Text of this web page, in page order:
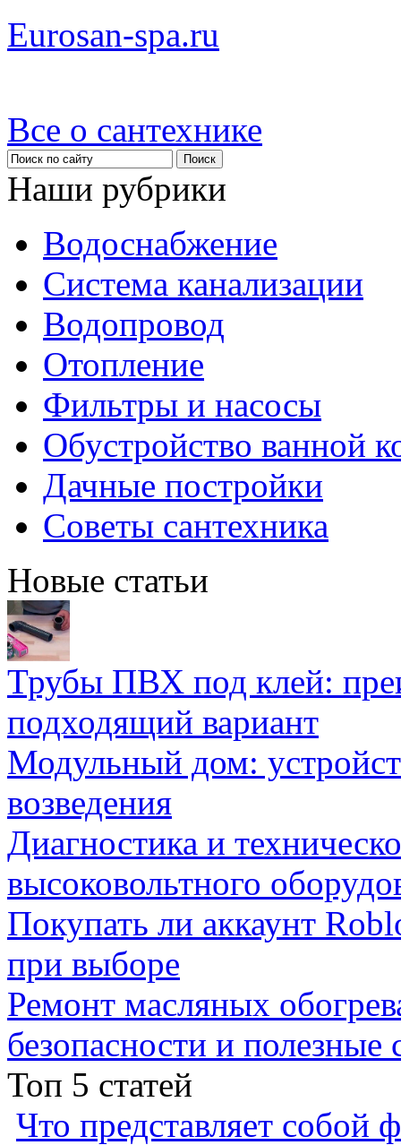
Eurosan-spa.ru
Все о сантехнике
Наши рубрики
Водоснабжение
Система канализации
Водопровод
Отопление
Фильтры и насосы
Обустройство ванной
Дачные постройки
Советы сантехника
Новые статьи
Трубы ПВХ под клей:
подходящий вариант
Модульный дом:
возведения
Диагностика и
высоковольтного
Покупать ли аккаунт
при выборе
Ремонт масляных
безопасности и полезные
Топ 5 статей
Что представляет собой